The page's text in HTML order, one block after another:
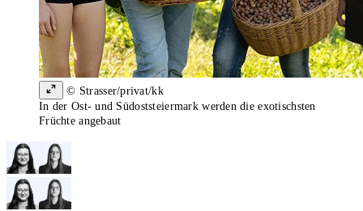
© Strasser/privat/kk
In der Ost- und Südoststeiermark werden die exotischsten
Früchte angebaut